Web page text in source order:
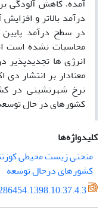
آمده، کاهش آلودگی
درآمد بالاتر و
در سطح درآمد
محاسبات نشده است
انرژی ها تجدیدپذیر
معنادار بر انتشار
نرخ شهرنشینی در
کشورهای در حال
کلیدواژه‌ها
منحنی زیست محیطی
کشورهای درحال توسعه